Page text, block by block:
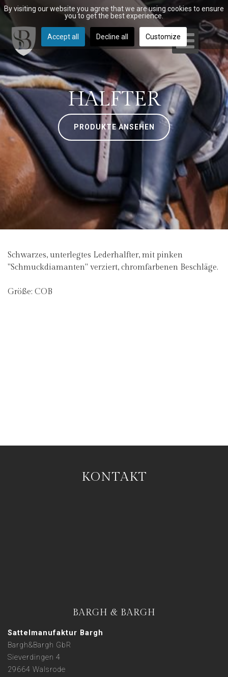
HALFTER
PRODUKTE ANSEHEN
Schwarzes, unterlegtes Lederhalfter, mit pinken
"Schmuckdiamanten" verziert, chromfarbenen Beschläge.
Größe: COB
KONTAKT
BARGH & BARGH
Sattelmanufaktur Bargh
Bargh&Bargh GbR
Sieverdingen 4
29664 Walsrode
By visiting our website you agree that we are using cookies to ensure
you to get the best experience.
Accept all Decline all Customize